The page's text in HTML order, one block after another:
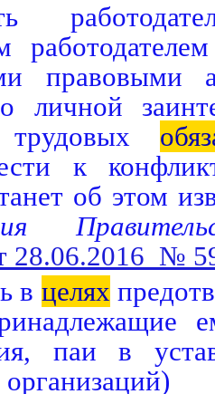
правовыми
личной
трудовых
к
об этом
28.06.2016 №
в целях
паи в